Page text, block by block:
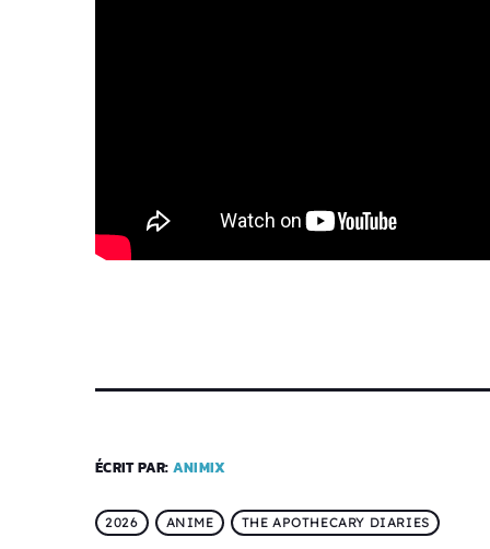
ÉCRIT PAR: ANIMIX
2026 ANIME THE APOTHECARY DIARIES